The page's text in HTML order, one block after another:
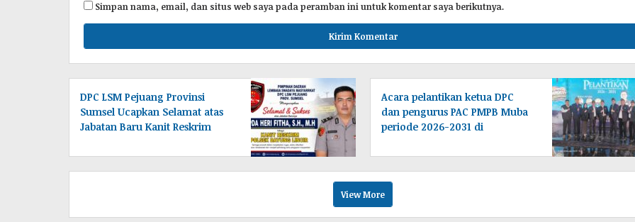
Simpan nama, email, dan situs web saya pada peramban ini untuk komentar saya berikutnya.
DPC LSM Pejuang Provinsi
Sumsel Ucapkan Selamat atas
Jabatan Baru Kanit Reskrim
Acara pelantikan ketua DPC
dan pengurus PAC PMPB Muba
periode 2026-2031 di
baru Bayung lencir
Muba.Sumsel.
View More